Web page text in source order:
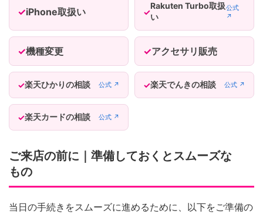
iPhone取扱い
Rakuten Turbo取扱
い
公式
↗
機種変更 アクセサリ販売
楽天ひかりの相談 公式 ↗ 楽天でんきの相談 公式 ↗
楽天カードの相談 公式 ↗
ご来店の前に｜準備しておくとスムーズな
もの
当日の手続きをスムーズに進めるために、以下をご準備の